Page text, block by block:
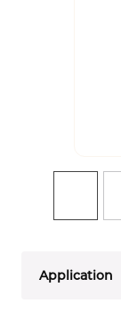
Application